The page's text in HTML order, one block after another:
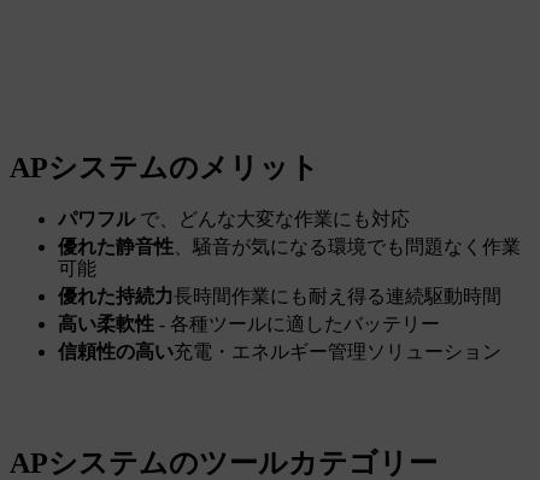
APシステムのメリット
パワフル で、どんな大変な作業にも対応
優れた静音性 、騒音が気になる環境でも問題なく作業
可能
優れた持続力長時間作業にも耐え得る連続駆動時間
高い柔軟性 - 各種ツールに適したバッテリー
信頼性の高い充電・エネルギー管理ソリューション
APシステムのツールカテゴリー